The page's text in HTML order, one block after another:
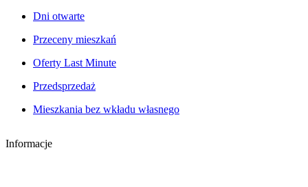
Dni otwarte
Przeceny mieszkań
Oferty Last Minute
Przedsprzedaż
Mieszkania bez wkładu własnego
Informacje